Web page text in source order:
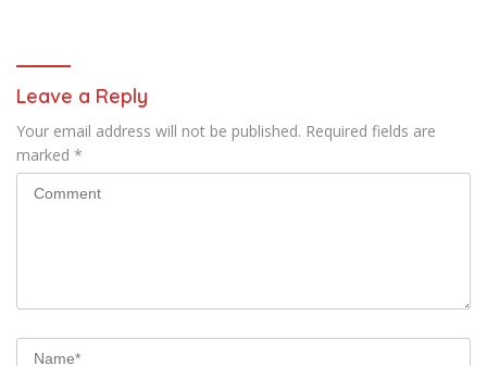
Leave a Reply
Your email address will not be published. Required fields are
marked *